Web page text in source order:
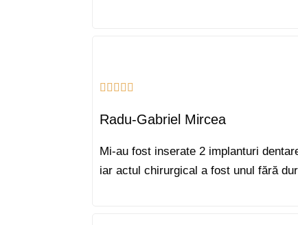
Radu-Gabriel Mircea
Mi-au fost inserate 2 implanturi
iar actul chirurgical a fost unul fără